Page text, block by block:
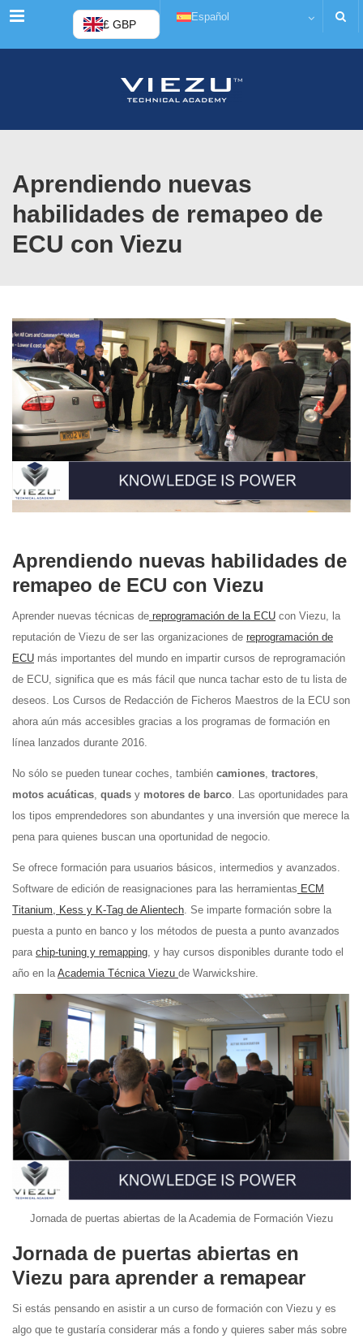
Menú £ GBP
Español
Aprendiendo nuevas
habilidades de remapeo de
ECU con Viezu
Aprendiendo nuevas habilidades de
remapeo de ECU con Viezu
Aprender nuevas técnicas de reprogramación de la ECU con Viezu, la
reputación de Viezu de ser las organizaciones de reprogramación de
ECU más importantes del mundo en impartir cursos de reprogramación
de ECU, significa que es más fácil que nunca tachar esto de tu lista de
deseos. Los Cursos de Redacción de Ficheros Maestros de la ECU son
ahora aún más accesibles gracias a los programas de formación en
línea lanzados durante 2016.
No sólo se pueden tunear coches, también camiones, tractores,
motos acuáticas, quads y motores de barco. Las oportunidades para
los tipos emprendedores son abundantes y una inversión que merece la
pena para quienes buscan una oportunidad de negocio.
Se ofrece formación para usuarios básicos, intermedios y avanzados.
Software de edición de reasignaciones para las herramientas ECM
Titanium, Kess y K-Tag de Alientech. Se imparte formación sobre la
puesta a punto en banco y los métodos de puesta a punto avanzados
para chip-tuning y remapping, y hay cursos disponibles durante todo el
año en laAcademia Técnica Viezu de Warwickshire.
Jornada de puertas abiertas de la Academia de Formación Viezu
Jornada de puertas abiertas en
Viezu para aprender a remapear
Si estás pensando en asistir a un curso de formación con Viezu y es
algo que te gustaría considerar más a fondo y quieres saber más sobre